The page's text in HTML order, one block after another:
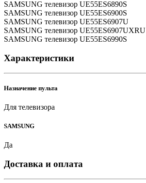
SAMSUNG телевизор UE55ES6890S
SAMSUNG телевизор UE55ES6900S
SAMSUNG телевизор UE55ES6907U
SAMSUNG телевизор UE55ES6907UXRU
SAMSUNG телевизор UE55ES6990S
Характеристики
Назначение пульта
Для телевизора
SAMSUNG
Да
Доставка и оплата